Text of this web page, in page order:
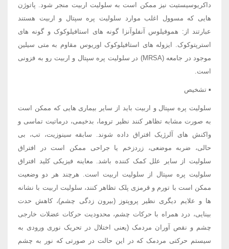
داکریوسیستیت نیز ممکن است به سلولیت اربیت منجر شود. پاتوژن
هایی که مسوول اغلب موارد سلولیت پره سپتال و اربیت هستند
عبارتند از: هموفیلوس آنفلوآنزا گونه های استافیلوکوک و گونه های
استرپتوکوک. ایزوله های استافیلوکوک اوریوس مقاوم به متی سیلین
موجود در جامعه (MRSA) در سلولیت پره سپتال و اربیت رو به فزونی
است.
▪ تشخیص
سلولیت پره سپتال و اربیت باید از سایر بیماری هایی که ممکن است
به صورت مشابه تظاهر کنند نظیر تروما، بدخیمی، درماتیت تماسی و
واکنش های آلرژیک افتراق داده شوند. سابقه سینوزیت، تب، بی
حالی، ضربه موضعی، زردزخم یا جراحی ممکن است در افتراق
سلولیت از سایر علل کمک کننده باشد. معاینه فیزیکی کلید افتراق
سلولیت پره سپتال از سلولیت اربیت است. هرچند هر دو وضعیت
ممکن است با تورم و قرمزی پلک تظاهر کنند، سلولیت اربیت با نشانه
ها و علایم دیگری نظیر پروپتوز (بیرون زدگی چشم)، کاهش حدت
بینایی، درد همراه با حرکات چشم، محدودیت حرکات عضلات خارجی
چشم و نقص آوران مردمک (یعنی اختلال در تحریک نوری ورودی به
سیستم حرکتی مردمک که در این حالت در صورتی که نور به چشم